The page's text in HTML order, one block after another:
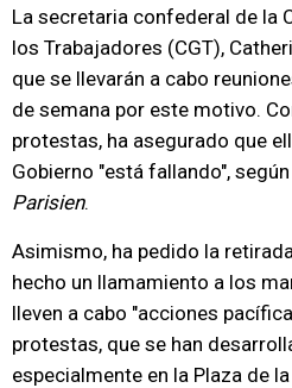
La secretaria confederal de la
los Trabajadores (CGT),
que se llevarán a cabo
de semana por este motivo.
protestas, ha asegurado que
Gobierno "está fallando",
Parisien.
Asimismo, ha pedido la
hecho un llamamiento a los
lleven a cabo "acciones
protestas, que se han
especialmente en la Plaza de